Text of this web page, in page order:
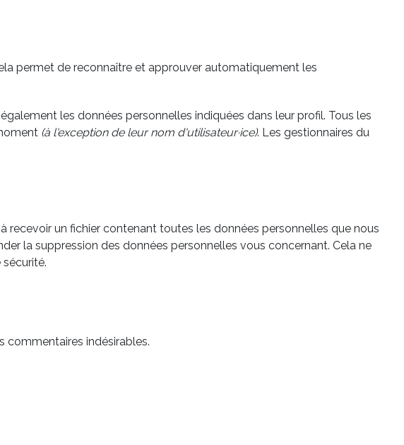
permet de reconnaître et approuver automatiquement les
les données personnelles indiquées dans leur profil. Tous les
(à l'exception de leur nom d'utilisateur·ice). Les gestionnaires du
un fichier contenant toutes les données personnelles que nous
la suppression des données personnelles vous concernant. Cela ne
commentaires indésirables.